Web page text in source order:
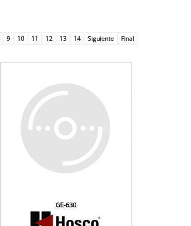
9 10 11 12 13 14 Siguiente Final
GE-630